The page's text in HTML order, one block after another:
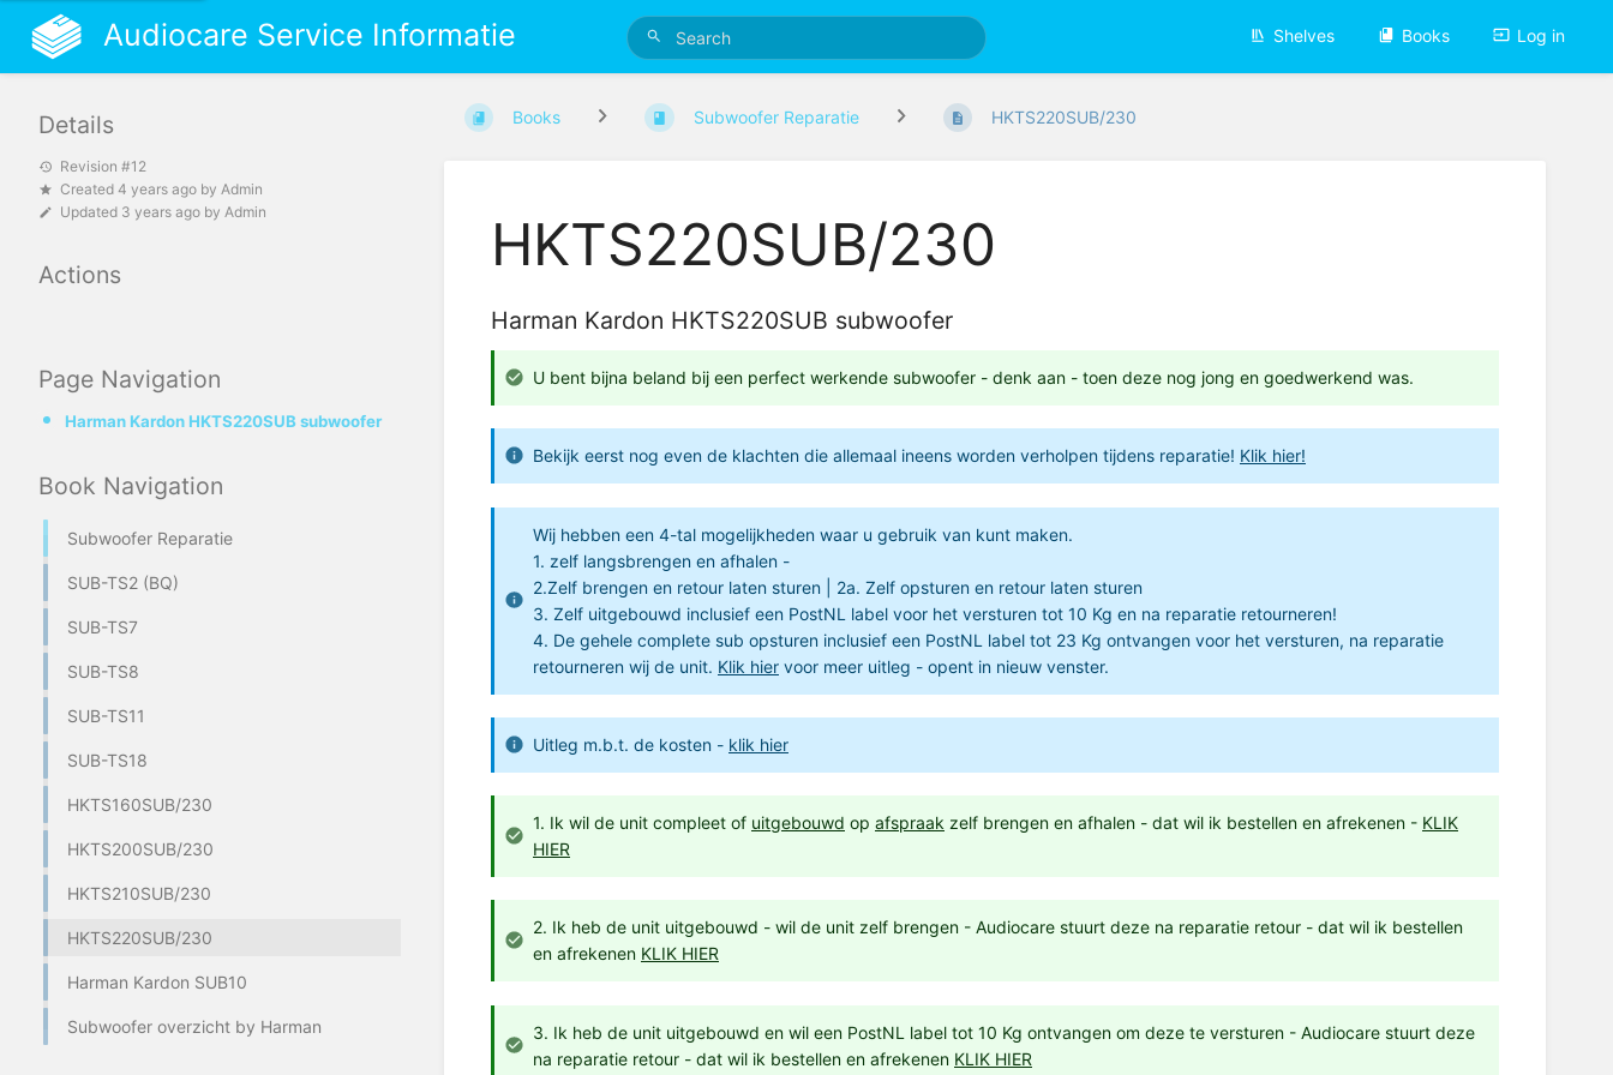
Audiocare Service Informatie Shelves Books Log in
Page Navigation
Harman Kardon HKTS220SUB subwoofer
Book Navigation
Subwoofer Reparatie
SUB-TS2 (BQ)
SUB-TS7
SUB-TS8
SUB-TS11
SUB-TS18
HKTS160SUB/230
HKTS200SUB/230
HKTS210SUB/230
HKTS220SUB/230
Harman Kardon SUB10
Subwoofer overzicht by Harman
Books Subwoofer Reparatie HKTS220SUB/230
HKTS220SUB/230
Harman Kardon HKTS220SUB subwoofer
U bent bijna beland bij een perfect werkende subwoofer - denk aan - toen deze nog jong en goedwerkend was.
Bekijk eerst nog even de klachten die allemaal ineens worden verholpen tijdens reparatie! Klik hier!
Wij hebben een 4-tal mogelijkheden waar u gebruik van kunt maken.
1. zelf langsbrengen en afhalen -
2.Zelf brengen en retour laten sturen | 2a. Zelf opsturen en retour laten sturen
3. Zelf uitgebouwd inclusief een PostNL label voor het versturen tot 10 Kg en na reparatie retourneren!
4. De gehele complete sub opsturen inclusief een PostNL label tot 23 Kg ontvangen voor het versturen, na reparatie
retourneren wij de unit. Klik hier voor meer uitleg - opent in nieuw venster.
Uitleg m.b.t. de kosten - klik hier
1. Ik wil de unit compleet of uitgebouwd op afspraak zelf brengen en afhalen - dat wil ik bestellen en afrekenen - KLIK
HIER
2. Ik heb de unit uitgebouwd - wil de unit zelf brengen - Audiocare stuurt deze na reparatie retour - dat wil ik bestellen
en afrekenen KLIK HIER
3. Ik heb de unit uitgebouwd en wil een PostNL label tot 10 Kg ontvangen om deze te versturen - Audiocare stuurt deze
na reparatie retour - dat wil ik bestellen en afrekenen KLIK HIER
Details
Revision #12
Created 4 years ago by Admin
Updated 3 years ago by Admin
Actions